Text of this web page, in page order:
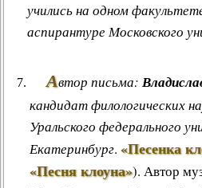
учились на одном
аспирантуре Московского
Автор письма:
кандидат филологических
Уральского федерального
Екатеринбург. «Песенка
«Песня клоуна»). Автор